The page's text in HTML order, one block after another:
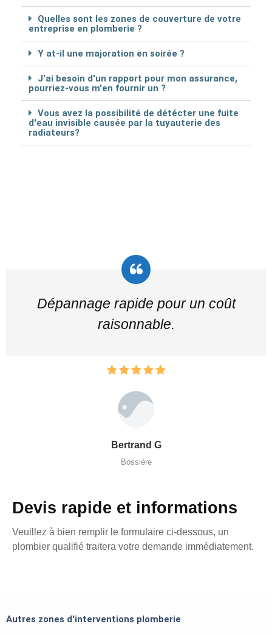
Quelles sont les zones de couverture de votre
entreprise en plomberie ?
Y at-il une majoration en soirée ?
J'ai besoin d'un rapport pour mon assurance,
pourriez-vous m'en fournir un ?
Vous avez la possibilité de détécter une fuite
d'eau invisible causée par la tuyauterie des
radiateurs?
Dépannage rapide pour un coût
raisonnable.
Bertrand G
Bossière
Devis rapide et informations
Veuillez à bien remplir le formulaire ci-dessous, un
plombier qualifié traitera votre demande immédiatement.
Autres zones d'interventions plomberie